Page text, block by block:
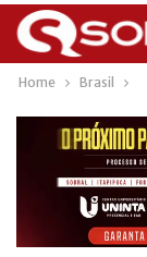
Home Brasil